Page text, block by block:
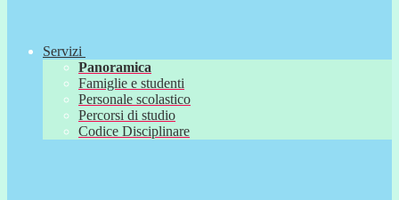
Servizi
Panoramica
Famiglie e studenti
Personale scolastico
Percorsi di studio
Codice Disciplinare